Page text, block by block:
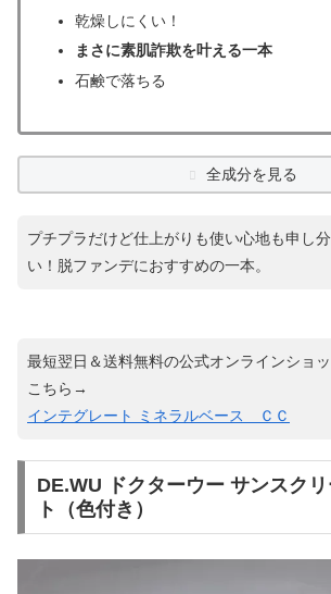
乾燥しにくい！
まさに素肌詐欺を叶える一本
石鹸で落ちる
全成分を見る
プチプラだけど仕上がりも使い心地も申し
い！脱ファンデにおすすめの一本。
最短翌日＆送料無料の公式オンラインショ
こちら→
インテグレート ミネラルベース ＣＣ
DE.WU ドクターウー サンスク
ト（色付き）